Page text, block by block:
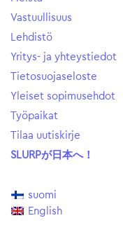
Vastuullisuus
Lehdistö
Yritys- ja yhteystiedot
Tietosuojaseloste
Yleiset sopimusehdot
Työpaikat
Tilaa uutiskirje
SLURPが日本へ！
suomi
English